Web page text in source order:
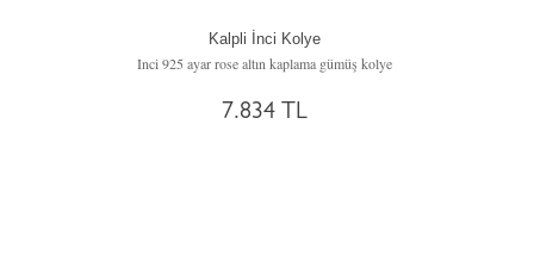
Kalpli İnci Kolye
Inci 925 ayar rose altın kaplama gümüş kolye
7.834 TL